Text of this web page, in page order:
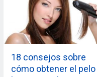
18 consejos sobre
cómo obtener el pelo